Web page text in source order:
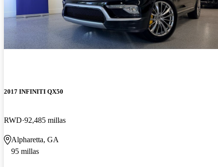
2017 INFINITI QX50
RWD 92,485 millas
Alpharetta, GA
95 millas